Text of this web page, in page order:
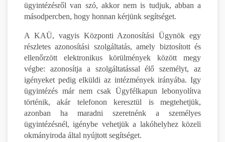
ügyintézésről van szó, akkor nem is tudjuk, abban a
másodpercben, hogy honnan kérjünk segítséget.
A KAÜ, vagyis Központi Azonosítási Ügynök egy
részletes azonosítási szolgáltatás, amely biztosított és
ellenőrzött elektronikus körülmények között megy
végbe: azonosítja a szolgáltatással élő személyt, az
igényeket pedig elküldi az intézmények irányába. Igy
ügyintézés már nem csak Ügyfélkapun lebonyolítva
történik, akár telefonon keresztül is megtehetjük,
azonban ha maradni szeretnénk a személyes
ügyintézésnél, igénybe vehetjük a lakóhelyhez közeli
okmányiroda által nyújtott segítséget.